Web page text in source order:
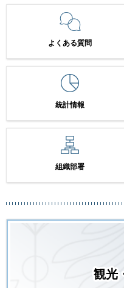
よくある質問
統計情報
組織部署
観光